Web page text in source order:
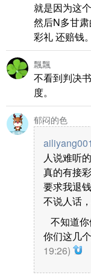
就是因为这
然后N多甘
彩礼 还赔钱。
飄飄
不看到判决
度。
郁闷的色
ailiyang001
人说难听
真的有接
要求我退
不说人话
不知道
你们这几
19:26)